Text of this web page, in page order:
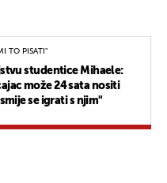
TO PISATI"
studentice Mihaele:
može 24 sata nositi
se igrati s njim"